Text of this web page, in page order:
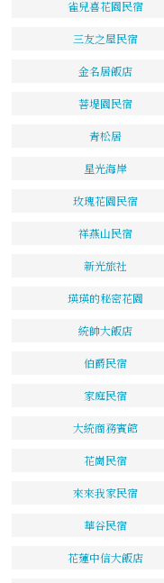
雀兒喜花園民宿
三友之屋民宿
金名居飯店
菩堤園民宿
青松居
星光海岸
玫瑰花園民宿
祥燕山民宿
新光旅社
瑛瑛的秘密花園
統帥大飯店
伯爵民宿
家庭民宿
大統商務賓館
花崗民宿
來來我家民宿
華谷民宿
花蓮中信大飯店